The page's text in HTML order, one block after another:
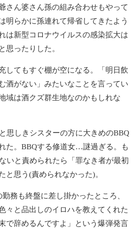
さん婆さん孫の組み合わせもやって
明らかに孫連れて帰省してきたよう
は新型コロナウイルスの感染拡大は
思ったりした。
してもすぐ棚が空になる。「明日飲
酒がない」みたいなことを言ってい
域は酒クズ群生地なのかもしれな
思しきシスターの方に大きめのBBQ
た。BBQする修道女…謎過ぎる。も
いと責められたら「罪なき者が最初
と思う(責められなかった)。
務も終盤に差し掛かったところ、
々と品出しのイロハを教えてくれた
で辞めるんですよ」という爆弾発言